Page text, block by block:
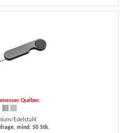
Québec
Edelstahl
mind. 50 Stk.